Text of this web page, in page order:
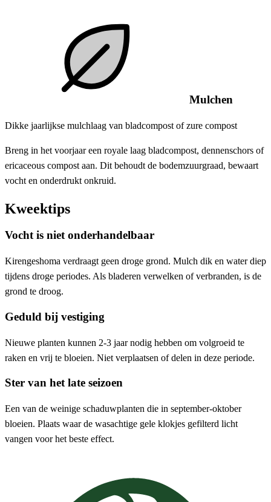
Mulchen
Dikke jaarlijkse mulchlaag van bladcompost of zure compost
Breng in het voorjaar een royale laag bladcompost, dennenschors of
ericaceous compost aan. Dit behoudt de bodemzuurgraad, bewaart
vocht en onderdrukt onkruid.
Kweektips
Vocht is niet onderhandelbaar
Kirengeshoma verdraagt geen droge grond. Mulch dik en water diep
tijdens droge periodes. Als bladeren verwelken of verbranden, is de
grond te droog.
Geduld bij vestiging
Nieuwe planten kunnen 2-3 jaar nodig hebben om volgroeid te
raken en vrij te bloeien. Niet verplaatsen of delen in deze periode.
Ster van het late seizoen
Een van de weinige schaduwplanten die in september-oktober
bloeien. Plaats waar de wasachtige gele klokjes gefilterd licht
vangen voor het beste effect.